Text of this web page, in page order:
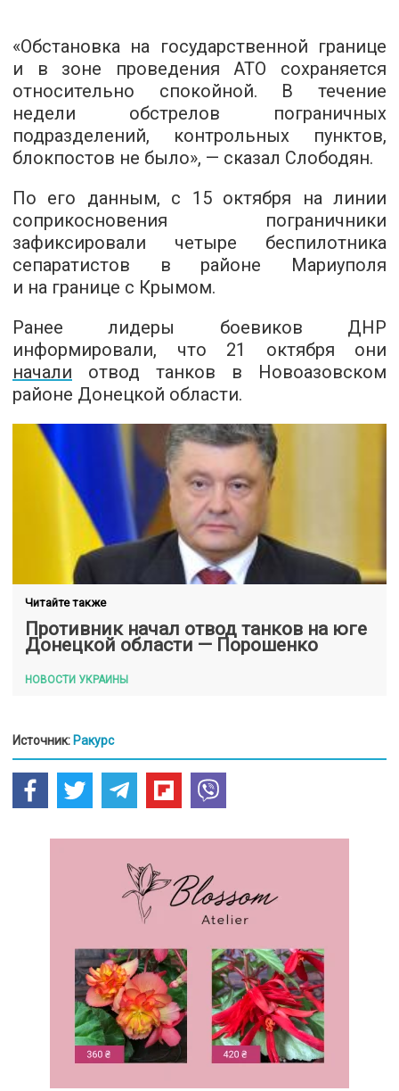
«Обстановка на государственной границе
и в зоне проведения АТО сохраняется
относительно спокойной. В течение
недели обстрелов пограничных
подразделений, контрольных пунктов,
блокпостов не было», — сказал Слободян.
По его данным, с 15 октября на линии
соприкосновения пограничники
зафиксировали четыре беспилотника
сепаратистов в районе Мариуполя
и на границе с Крымом.
Ранее лидеры боевиков ДНР
информировали, что 21 октября они
начали отвод танков в Новоазовском
районе Донецкой области.
Читайте также
Противник начал отвод танков на юге
Донецкой области — Порошенко
НОВОСТИ УКРАИНЫ
Источник: Ракурс